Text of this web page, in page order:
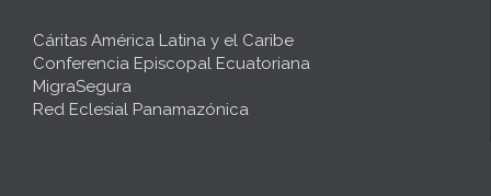
Cáritas América Latina y el Caribe
Conferencia Episcopal Ecuatoriana
MigraSegura
Red Eclesial Panamazónica